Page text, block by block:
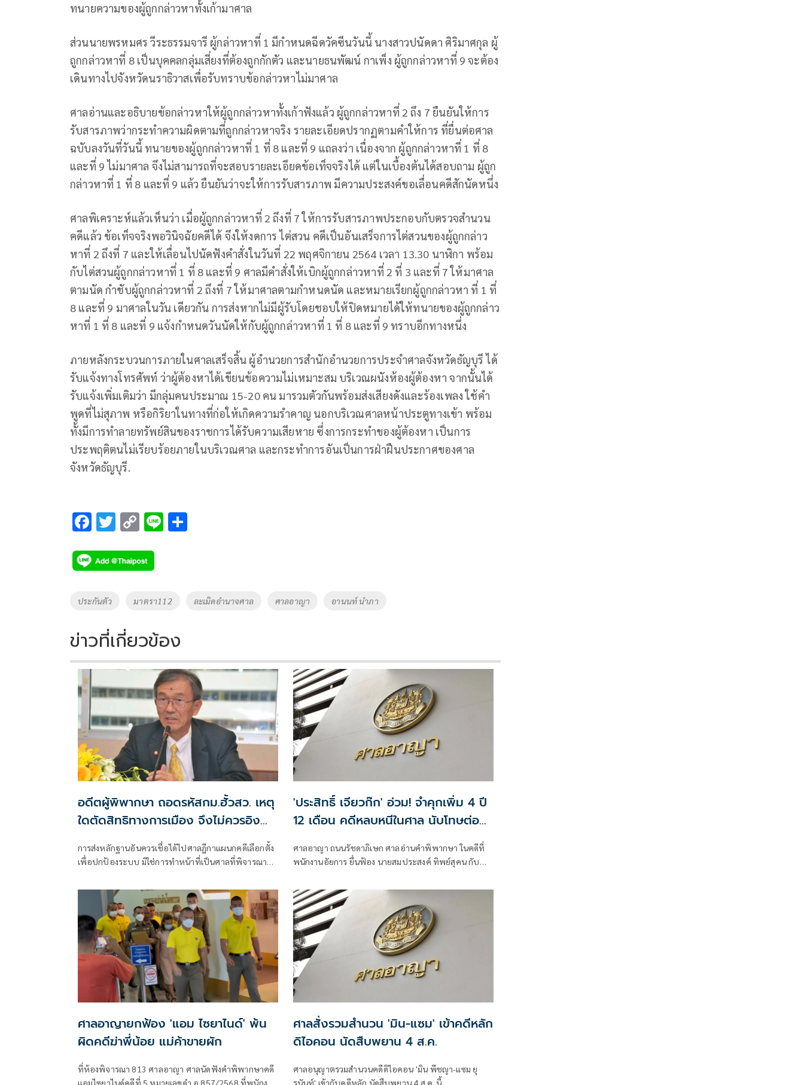
ทนายความของผู้ถูกกล่าวหาทั้งเก้ามาศาล
ส่วนนายพรหมศร วีระธรรมจารี ผู้กล่าวหาที่ 1 มีกําหนดฉีดวัคซีนวันนี้ นางสาวปนัดดา ศิริมาศกุล ผู้
ถูกกล่าวหาที่ 8 เป็นบุคคลกลุ่มเสี่ยงที่ต้องถูกกักตัว และนายธนพัฒน์ กาเพ็ง ผู้ถูกกล่าวหาที่ 9 จะต้อง
เดินทางไปจังหวัดนราธิวาสเพื่อรับทราบข้อกล่าวหาไม่มาศาล
ศาลอ่านและอธิบายข้อกล่าวหาให้ผู้ถูกกล่าวหาทั้งเก้าฟังแล้ว ผู้ถูกกล่าวหาที่ 2 ถึง 7 ยืนยันให้การ
รับสารภาพว่ากระทําความผิดตามที่ถูกกล่าวหาจริง รายละเอียดปรากฏตามคําให้การ ที่ยื่นต่อศาล
ฉบับลงวันที่วันนี้ ทนายของผู้ถูกกล่าวหาที่ 1 ที่ 8 และที่ 9 แถลงว่า เนื่องจาก ผู้ถูกกล่าวหาที่ 1 ที่ 8
และที่ 9 ไม่มาศาล จึงไม่สามารถที่จะสอบรายละเอียดข้อเท็จจริงได้ แต่ในเบื้องต้นได้สอบถาม ผู้ถูก
กล่าวหาที่ 1 ที่ 8 และที่ 9 แล้ว ยืนยันว่าจะให้การรับสารภาพ มีความประสงค์ขอเลื่อนคดีสักนัดหนึ่ง
ศาลพิเคราะห์แล้วเห็นว่า เมื่อผู้ถูกกล่าวหาที่ 2 ถึงที่ 7 ให้การรับสารภาพประกอบกับตรวจสํานวน
คดีแล้ว ข้อเท็จจริงพอวินิจฉัยคดีได้ จึงให้งดการ ไต่สวน คดีเป็นอันเสร็จการไต่สวนของผู้ถูกกล่าว
หาที่ 2 ถึงที่ 7 และให้เลื่อนไปนัดฟังคําสั่งในวันที่ 22 พฤศจิกายน 2564 เวลา 13.30 นาฬิกา พร้อม
กับไต่สวนผู้ถูกกล่าวหาที่ 1 ที่ 8 และที่ 9 ศาลมีคําสั่งให้เบิกผู้ถูกกล่าวหาที่ 2 ที่ 3 และที่ 7 ให้มาศาล
ตามนัด กําชับผู้ถูกกล่าวหาที่ 2 ถึงที่ 7 ให้มาศาลตามกําหนดนัด และหมายเรียกผู้ถูกกล่าวหา ที่ 1 ที่
8 และที่ 9 มาศาลในวัน เดียวกัน การส่งหากไม่มีผู้รับโดยชอบให้ปิดหมายได้ให้ทนายของผู้ถูกกล่าว
หาที่ 1 ที่ 8 และที่ 9 แจ้งกําหนดวันนัดให้กับผู้ถูกกล่าวหาที่ 1 ที่ 8 และที่ 9 ทราบอีกทางหนึ่ง
ภายหลังกระบวนการภายในศาลเสร็จสิ้น ผู้อํานวยการสํานักอํานวยการประจําศาลจังหวัดธัญบุรี ได้
รับแจ้งทางโทรศัพท์ ว่าผู้ต้องหาได้เขียนข้อความไม่เหมาะสม บริเวณผนังห้องผู้ต้องหา จากนั้นได้
รับแจ้งเพิ่มเติมว่า มีกลุ่มคนประมาณ 15-20 คน มารวมตัวกันพร้อมส่งเสียงดังและร้องเพลง ใช้คํา
พูดที่ไม่สุภาพ หรือกิริยาในทางที่ก่อให้เกิดความรําคาญ นอกบริเวณศาลหน้าประตูทางเข้า พร้อม
ทั้งมีการทําลายทรัพย์สินของราชการได้รับความเสียหาย ซึ่งการกระทําของผู้ต้องหา เป็นการ
ประพฤติตนไม่เรียบร้อยภายในบริเวณศาล และกระทําการอันเป็นการฝ่าฝืนประกาศของศาล
จังหวัดธัญบุรี.
F
e
b
o
k
T
tt
er
C
p
y
Li
k
Li
Tags
ประกันตัว มาตรา112 ละเมิดอำนาจศาล ศาลอาญา อานนท์ นำภา
ข่าวที่เกี่ยวข้อง
อดีตผู้พิพากษา ถอดรหัสกม.ฮั้วสว. เหตุ
ใดตัดสิทธิทางการเมือง จึงไม่ควรอิง
มาตรฐานเดียวกับคดีอาญา
การส่งหลักฐานอันควรเชื่อได้ไปศาลฎีกาแผนกคดีเลือกตั้ง
เพื่อปกป้องระบบ มิใช่การทำหน้าที่เป็นศาลที่พิจารณาคดี
'ประสิทธิ์ เจียวก๊ก' อ่วม! จำคุกเพิ่ม 4 ปี
12 เดือน คดีหลบหนีในศาล นับโทษต่อ
ศาลอาญา ถนนรัชดาภิเษก ศาลอ่านคำพิพากษา ในคดีที่
พนักงานอัยการ ยื่นฟ้อง นายสมประสงค์ ทิพย์สุคน กับ
จำเลยที่ 5 )ในความผิดหลบหนีไประหว่างที่ถูกคุมขังตาม
อำนาจของศาล
ศาลอาญายกฟ้อง 'แอม ไซยาไนด์' พ้น
ผิดคดีฆ่าพี่น้อย แม่ค้าขายผัก
ที่ห้องพิจารณา 813 ศาลอาญา ศาลนัดฟังคำพิพากษาคดี
แอมไซยาไนด์คดีที่ 5 หมายเลขดำ อ.857/2568 ที่พนักงาน
ศาลสั่งรวมสำนวน 'มิน-แซม' เข้าคดีหลัก
ดิไอคอน นัดสืบพยาน 4 ส.ค.
ศาลอนุญาตรวมสำนวนคดีดิไอคอน 'มิน พีชญา-แซม ยุ
รนันท์' เข้ากับคดีหลัก นัดสืบพยาน 4 ส.ค. นี้